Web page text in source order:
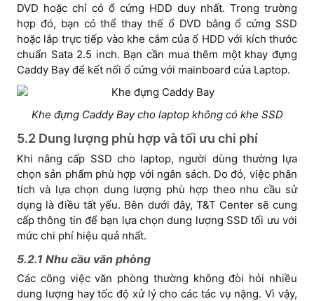
DVD hoặc chỉ có ổ cứng HDD duy nhất. Trong trường
hợp đó, bạn có thể thay thế ổ DVD bằng ổ cứng SSD
hoặc lắp trực tiếp vào khe cắm của ổ HDD với kích thước
chuẩn Sata 2.5 inch. Bạn cần mua thêm một khay đựng
Caddy Bay để kết nối ổ cứng với mainboard của Laptop.
Khe đựng Caddy Bay cho laptop không có khe SSD
5.2 Dung lượng phù hợp và tối ưu chi phí
Khi nâng cấp SSD cho laptop, người dùng thường lựa
chọn sản phẩm phù hợp với ngân sách. Do đó, việc phân
tích và lựa chọn dung lượng phù hợp theo nhu cầu sử
dụng là điều tất yếu. Bên dưới đây, T&T Center sẽ cung
cấp thông tin để bạn lựa chọn dung lượng SSD tối ưu với
mức chi phí hiệu quả nhất.
5.2.1 Nhu cầu văn phòng
Các công việc văn phòng thường không đòi hỏi nhiều
dung lượng hay tốc độ xử lý cho các tác vụ nặng. Vì vậy,